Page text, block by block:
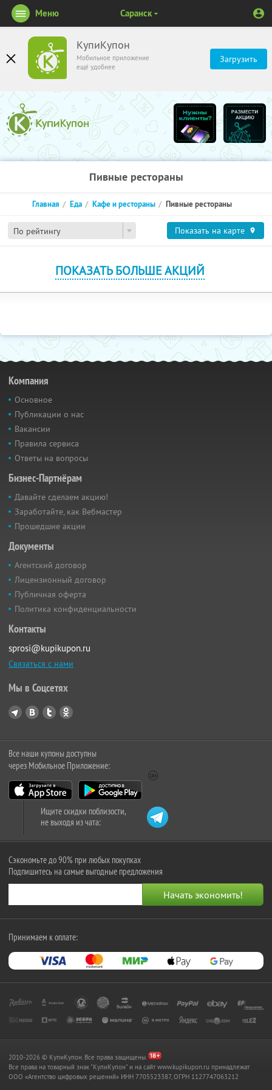
КупиКупон
Мобильное приложение
ещё удобнее
Загрузить
Меню Саранск
Пивные рестораны
По рейтингу
Главная Еда Кафе и рестораны Пивные рестораны
Показать на карте
ПОКАЗАТЬ БОЛЬШЕ АКЦИЙ
Компания
Основное
Публикации о нас
Вакансии
Правила сервиса
Ответы на вопросы
Бизнес-Партнёрам
Давайте сделаем акцию!
Заработайте, как Вебмастер
Прошедшие акции
Документы
Агентский договор
Лицензионный договор
Публичная оферта
Политика конфиденциальности
Контакты
sprosi@kupikupon.ru
Связаться с нами
Мы в Соцсетях
Все наши купоны доступны
через Мобильное Приложение:
Ищите скидки поблизости,
не выходя из чата:
Сэкономьте до 90% при любых покупках
Подпишитесь на самые выгодные предложения
Принимаем к оплате:
2010-2026 © КупиКупон. Все права защищены.
Все права на товарный знак "КупиКупон" и на сайт www.kupikupon.ru принадлежат
OOO «Агентство цифровых решений» ИНН 7705523387, ОГРН 1127747063212